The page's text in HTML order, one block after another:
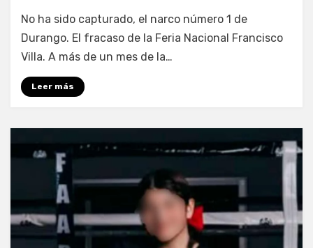
por Fernando Miranda Servín
No ha sido capturado, el narco número 1 de
Durango. El fracaso de la Feria Nacional Francisco
Villa. A más de un mes de la…
Leer más